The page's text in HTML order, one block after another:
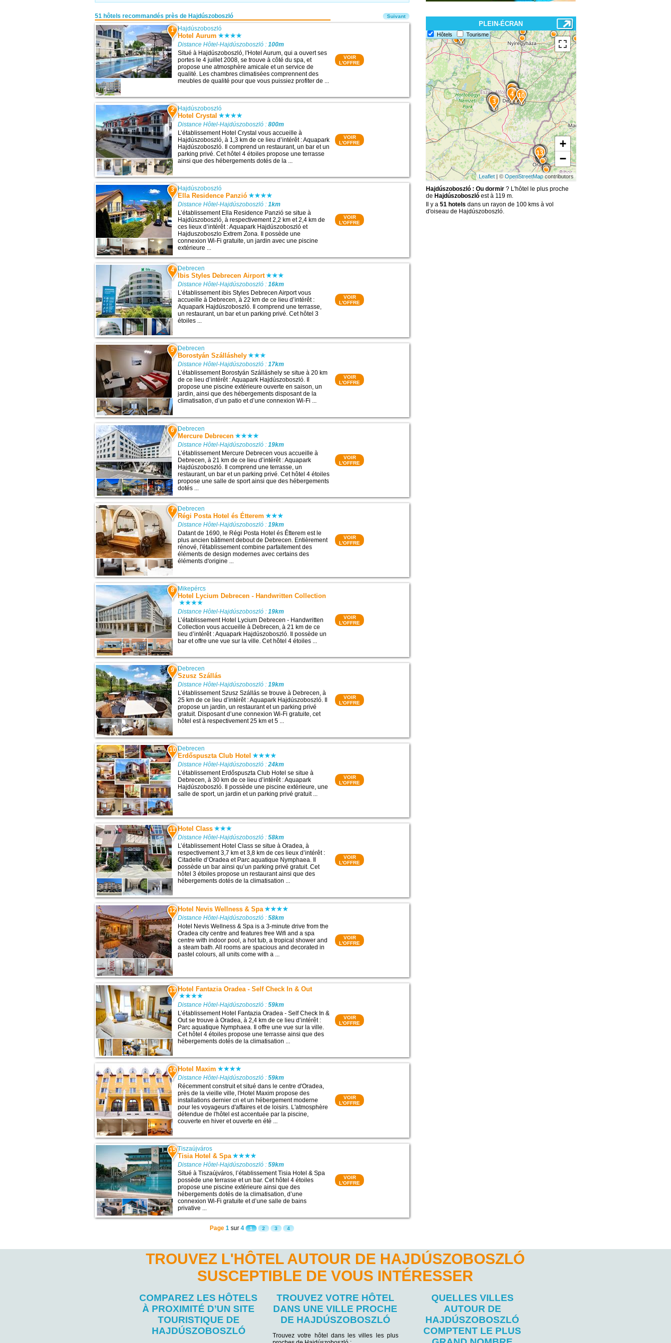
51 hôtels recommandés près de Hajdúszoboszló
1 Hajdúszoboszló
Hotel Aurum
Distance Hôtel-Hajdúszoboszló :100m
Situé à Hajdúszoboszló, l'Hotel Aurum, qui a ouvert ses
portes le 4 juillet 2008, se trouve à côté du spa, et
propose une atmosphère amicale et un service de
qualité. Les chambres climatisées comprennent des
meubles de qualité pour que vous puissiez profiter de ...
VOIR
L'OFFRE
2 Hajdúszoboszló
Hotel Crystal
Distance Hôtel-Hajdúszoboszló :800m
L’établissement Hotel Crystal vous accueille à
Hajdúszoboszló, à 1,3 km de ce lieu d’intérêt : Aquapark
Hajdúszoboszló. Il comprend un restaurant, un bar et un
parking privé. Cet hôtel 4 étoiles propose une terrasse
ainsi que des hébergements dotés de la ...
VOIR
L'OFFRE
3 Hajdúszoboszló
Ella Residence Panzió
Distance Hôtel-Hajdúszoboszló :1km
L’établissement Ella Residence Panzió se situe à
Hajdúszoboszló, à respectivement 2,2 km et 2,4 km de
ces lieux d’intérêt : Aquapark Hajdúszoboszló et
Hajduszoboszlo Extrem Zona. Il possède une
connexion Wi-Fi gratuite, un jardin avec une piscine
extérieure ...
VOIR
L'OFFRE
4 Debrecen
Ibis Styles Debrecen Airport
Distance Hôtel-Hajdúszoboszló :16km
L’établissement ibis Styles Debrecen Airport vous
accueille à Debrecen, à 22 km de ce lieu d’intérêt :
Aquapark Hajdúszoboszló. Il comprend une terrasse,
un restaurant, un bar et un parking privé. Cet hôtel 3
étoiles ...
VOIR
L'OFFRE
5 Debrecen
Borostyán Szálláshely
Distance Hôtel-Hajdúszoboszló :17km
L’établissement Borostyán Szálláshely se situe à 20 km
de ce lieu d’intérêt : Aquapark Hajdúszoboszló. Il
propose une piscine extérieure ouverte en saison, un
jardin, ainsi que des hébergements disposant de la
climatisation, d’un patio et d’une connexion Wi-Fi ...
VOIR
L'OFFRE
6 Debrecen
Mercure Debrecen
Distance Hôtel-Hajdúszoboszló :19km
L’établissement Mercure Debrecen vous accueille à
Debrecen, à 21 km de ce lieu d’intérêt : Aquapark
Hajdúszoboszló. Il comprend une terrasse, un
restaurant, un bar et un parking privé. Cet hôtel 4 étoiles
propose une salle de sport ainsi que des hébergements
dotés ...
VOIR
L'OFFRE
7 Debrecen
Régi Posta Hotel és Étterem
Distance Hôtel-Hajdúszoboszló :19km
Datant de 1690, le Régi Posta Hotel és Étterem est le
plus ancien bâtiment debout de Debrecen. Entièrement
rénové, l'établissement combine parfaitement des
éléments de design modernes avec certains des
éléments d'origine ...
VOIR
L'OFFRE
8 Mikepércs
Hotel Lycium Debrecen - Handwritten Collection
Distance Hôtel-Hajdúszoboszló :19km
L’établissement Hotel Lycium Debrecen - Handwritten
Collection vous accueille à Debrecen, à 21 km de ce
lieu d’intérêt : Aquapark Hajdúszoboszló. Il possède un
bar et offre une vue sur la ville. Cet hôtel 4 étoiles ...
VOIR
L'OFFRE
9 Debrecen
Szusz Szállás
Distance Hôtel-Hajdúszoboszló :19km
L’établissement Szusz Szállás se trouve à Debrecen, à
25 km de ce lieu d’intérêt : Aquapark Hajdúszoboszló. Il
propose un jardin, un restaurant et un parking privé
gratuit. Disposant d’une connexion Wi-Fi gratuite, cet
hôtel est à respectivement 25 km et 5 ...
VOIR
L'OFFRE
10 Debrecen
Erdőspuszta Club Hotel
Distance Hôtel-Hajdúszoboszló :24km
L’établissement Erdőspuszta Club Hotel se situe à
Debrecen, à 30 km de ce lieu d’intérêt : Aquapark
Hajdúszoboszló. Il possède une piscine extérieure, une
salle de sport, un jardin et un parking privé gratuit ...
VOIR
L'OFFRE
11 Hotel Class
Distance Hôtel-Hajdúszoboszló :58km
L’établissement Hotel Class se situe à Oradea, à
respectivement 3,7 km et 3,8 km de ces lieux d’intérêt :
Citadelle d’Oradea et Parc aquatique Nymphaea. Il
possède un bar ainsi qu’un parking privé gratuit. Cet
hôtel 3 étoiles propose un restaurant ainsi que des
hébergements dotés de la climatisation ...
VOIR
L'OFFRE
12 Hotel Nevis Wellness & Spa
Distance Hôtel-Hajdúszoboszló :58km
Hotel Nevis Wellness & Spa is a 3-minute drive from the
Oradea city centre and features free Wifi and a spa
centre with indoor pool, a hot tub, a tropical shower and
a steam bath. All rooms are spacious and decorated in
pastel colours, all units come with a ...
VOIR
L'OFFRE
13 Hotel Fantazia Oradea - Self Check In & Out
Distance Hôtel-Hajdúszoboszló :59km
L’établissement Hotel Fantazia Oradea - Self Check In &
Out se trouve à Oradea, à 2,4 km de ce lieu d’intérêt :
Parc aquatique Nymphaea. Il offre une vue sur la ville.
Cet hôtel 4 étoiles propose une terrasse ainsi que des
hébergements dotés de la climatisation ...
VOIR
L'OFFRE
14 Hotel Maxim
Distance Hôtel-Hajdúszoboszló :59km
Récemment construit et situé dans le centre d'Oradea,
près de la vieille ville, l'Hotel Maxim propose des
installations dernier cri et un hébergement moderne
pour les voyageurs d'affaires et de loisirs. L'atmosphère
détendue de l'hôtel est accentuée par la piscine,
couverte en hiver et ouverte en été ...
VOIR
L'OFFRE
15 Tiszaújváros
Tisia Hotel & Spa
Distance Hôtel-Hajdúszoboszló :59km
Situé à Tiszaújváros, l’établissement Tisia Hotel & Spa
possède une terrasse et un bar. Cet hôtel 4 étoiles
propose une piscine extérieure ainsi que des
hébergements dotés de la climatisation, d’une
connexion Wi-Fi gratuite et d’une salle de bains
privative ...
VOIR
L'OFFRE
Suivant
Page 1 sur4 1 2 3 4
PLEIN-ÉCRAN
Hôtels Tourisme
15
14
13
12
11
10
9
8
7
6
5
4
3
21
+
−
Leaflet | ©OpenStreetMapcontributors
Hajdúszoboszló : Ou dormir? L'hôtel le plus proche
de Hajdúszoboszlóest à 119 m.
Il y a 51 hotels dans un rayon de 100 kms à vol
d'oiseau de Hajdúszoboszló.
TROUVEZ L'HÔTEL AUTOUR DE HAJDÚSZOBOSZLÓ
SUSCEPTIBLE DE VOUS INTÉRESSER
COMPAREZ LES HÔTELS
À PROXIMITÉ D’UN SITE
TOURISTIQUE DE
HAJDÚSZOBOSZLÓ
TROUVEZ VOTRE HÔTEL
DANS UNE VILLE PROCHE
DE HAJDÚSZOBOSZLÓ
Trouvez votre hôtel dans les villes les plus
QUELLES VILLES
AUTOUR DE
HAJDÚSZOBOSZLÓ
COMPTENT LE PLUS